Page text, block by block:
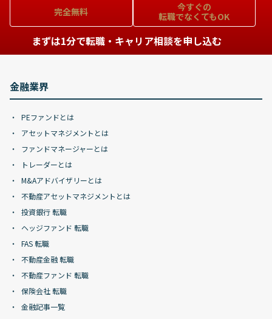
完全無料
今すぐの
転職でなくてもOK
まずは1分で転職・キャリア相談を申し込む
金融業界
PEファンドとは
アセットマネジメントとは
ファンドマネージャーとは
トレーダーとは
M&Aアドバイザリーとは
不動産アセットマネジメントとは
投資銀行 転職
ヘッジファンド 転職
FAS 転職
不動産金融 転職
不動産ファンド 転職
保険会社 転職
金融記事一覧